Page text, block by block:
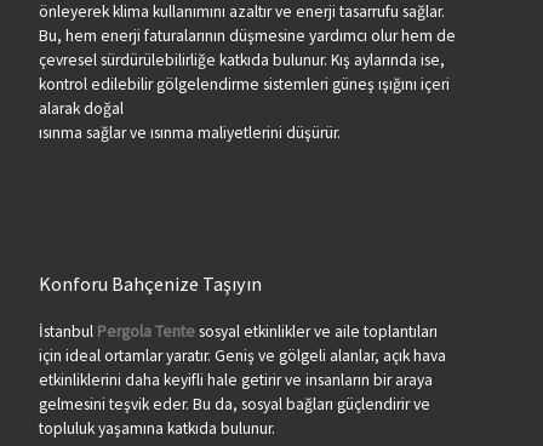
önleyerek klima kullanımını azaltır ve enerji tasarrufu sağlar.
Bu, hem enerji faturalarının düşmesine yardımcı olur hem de
çevresel sürdürülebilirliğe katkıda bulunur. Kış aylarında ise,
kontrol edilebilir gölgelendirme sistemleri güneş ışığını içeri
alarak doğal
ısınma sağlar ve ısınma maliyetlerini düşürür.
Konforu Bahçenize Taşıyın
İstanbul Pergola Tentesosyal etkinlikler ve aile toplantıları
için ideal ortamlar yaratır. Geniş ve gölgeli alanlar, açık hava
etkinliklerini daha keyifli hale getirir ve insanların bir araya
gelmesini teşvik eder. Bu da, sosyal bağları güçlendirir ve
topluluk yaşamına katkıda bulunur.